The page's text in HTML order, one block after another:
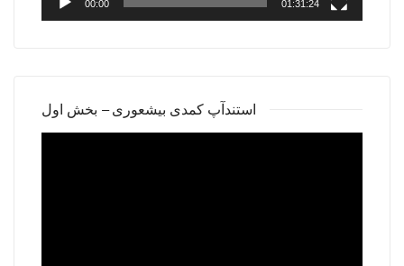
00:00 01:31:24
استندآپ کمدی بیشعوری – بخش اول